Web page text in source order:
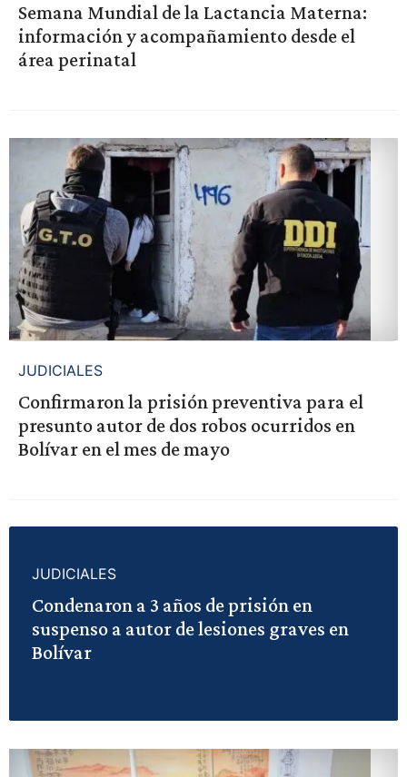
Semana Mundial de la Lactancia Materna:
información y acompañamiento desde el
área perinatal
JUDICIALES
Confirmaron la prisión preventiva para el
presunto autor de dos robos ocurridos en
Bolívar en el mes de mayo
JUDICIALES
Condenaron a 3 años de prisión en
suspenso a autor de lesiones graves en
Bolívar